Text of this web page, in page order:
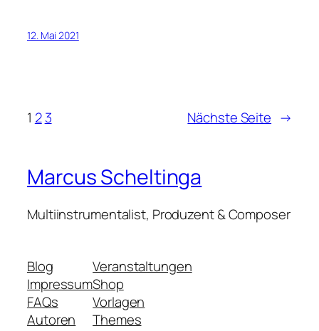
12. Mai 2021
1 2 3 Nächste Seite →
Marcus Scheltinga
Multiinstrumentalist, Produzent & Composer
Blog
Impressum
FAQs
Autoren
Veranstaltungen
Shop
Vorlagen
Themes